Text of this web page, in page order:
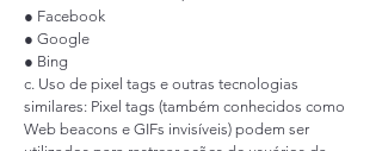
● Facebook
● Google
● Bing
c. Uso de pixel tags e outras tecnologias
similares: Pixel tags (também conhecidos como
Web beacons e GIFs invisíveis) podem ser